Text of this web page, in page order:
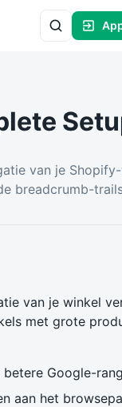
van je
breadcrumb-
van je winkel
met grote
Google-
aan het